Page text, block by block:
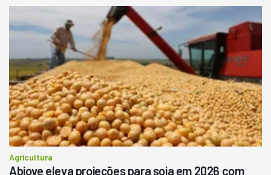
Agricultura
Abiove eleva projeções para soja em 2026 com